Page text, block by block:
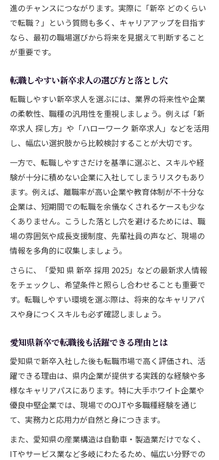
進のチャンスにつながります。実際に「新卒 どのくらい
で転職？」という質問も多く、キャリアアップを目指す
なら、最初の職場選びから将来を見据えて判断すること
が重要です。
転職しやすい新卒求人の選び方と落とし穴
転職しやすい新卒求人を選ぶには、業界の将来性や企業
の柔軟性、職種の汎用性を重視しましょう。例えば「新
卒求人 探し方」や「ハローワーク 新卒求人」などを活用
し、幅広い選択肢から比較検討することが大切です。
一方で、転職しやすさだけを基準に選ぶと、スキルや経
験が十分に積めない企業に入社してしまうリスクもあり
ます。例えば、離職率が高い企業や教育体制が不十分な
企業は、短期間での転職を余儀なくされるケースも少な
くありません。こうした落とし穴を避けるためには、職
場の雰囲気や成長支援制度、先輩社員の声など、現場の
情報を多角的に収集しましょう。
さらに、「愛知 県 新卒 採用 2025」などの最新求人情報
をチェックし、希望条件と照らし合わせることも重要で
す。転職しやすい環境を選ぶ際は、将来的なキャリアパ
スや身につくスキルも必ず確認しましょう。
愛知県新卒で転職後も活躍できる理由とは
愛知県で新卒入社した後も転職市場で高く評価され、活
躍できる理由は、県内企業が提供する実践的な経験や多
様なキャリアパスにあります。特に大手ホワイト企業や
優良中堅企業では、現場でのOJTや多職種経験を通じ
て、実務力と応用力が自然と身につきます。
また、愛知県の産業構造は自動車・製造業だけでなく、
ITやサービス業など多岐にわたるため、幅広い分野での